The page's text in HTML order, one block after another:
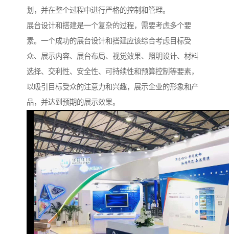
划，并在整个过程中进行严格的控制和管理。
展台设计和搭建是一个复杂的过程，需要考虑多个要
素。一个成功的展台设计和搭建应该综合考虑目标受
众、展示内容、展台布局、视觉效果、照明设计、材料
选择、交利性、安全性、可持续性和预算控制等要素，
以吸引目标受众的注意力和兴趣，展示企业的形象和产
品，并达到预期的展示效果。